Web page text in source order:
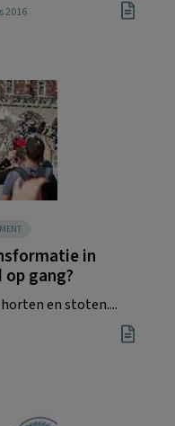
2016
in
gang?
en stoten....